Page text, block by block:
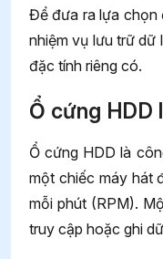
Để đưa ra lựa chọn
nhiệm vụ lưu trữ dữ
đặc tính riêng có.
Ổ cứng HDD
Ổ cứng HDD là
một chiếc máy hát
mỗi phút (RPM).
truy cập hoặc ghi